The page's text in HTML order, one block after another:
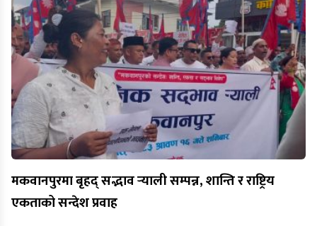
मकवानपुरमा बृहद् सद्भाव र्‍याली सम्पन्न, शान्ति र राष्ट्रिय
एकताको सन्देश प्रवाह